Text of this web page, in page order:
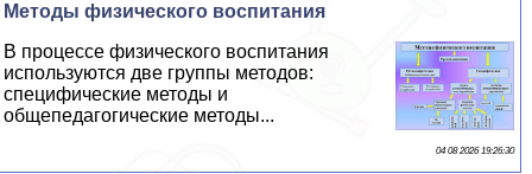
Методы физического воспитания
В процессе физического воспитания
используются две группы методов:
специфические методы и
общепедагогические методы...
04 08 2026 19:26:30